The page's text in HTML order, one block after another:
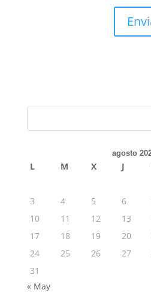
agosto
L M X J
3
4 5 6
10
11 12 13
17
18 19 20
24
25 26 27
31
« May